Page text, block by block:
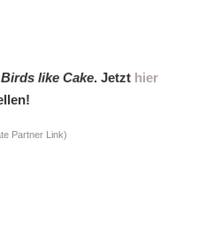
Birds like Cake. Jetzt hier
Partner Link)